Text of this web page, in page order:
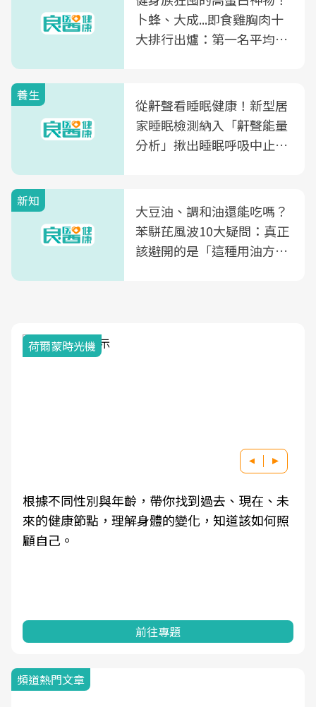
卜蜂、大成...即食雞胸肉十
大排行出爐：第一名平均一
養生
從鼾聲看睡眠健康！新型居
家睡眠檢測納入「鼾聲能量
分析」揪出睡眠呼吸中止症
新知
大豆油、調和油還能吃嗎？
苯駢芘風波10大疑問：真正
該避開的是「這種用油方
荷爾蒙時光機
根據不同性別與年齡，帶你找到過去、現在、未
來的健康節點，理解身體的變化，知道該如何照
顧自己。
前往專題
頻道熱門文章